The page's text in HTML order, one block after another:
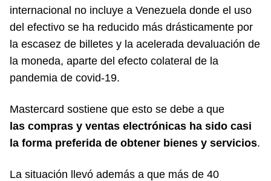
internacional no incluye a Venezuela donde el uso
del efectivo se ha reducido más drásticamente por
la escasez de billetes y la acelerada devaluación de
la moneda, aparte del efecto colateral de la
pandemia de covid-19.
Mastercard sostiene que esto se debe a que
las compras y ventas electrónicas ha sido casi
la forma preferida de obtener bienes y servicios.
La situación llevó además a que más de 40